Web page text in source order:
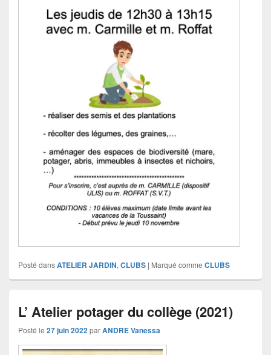
Posté dansATELIER JARDIN, CLUBS | Marqué comme CLUBS
L’ Atelier potager du collège (2021)
Posté le 27 juin 2022parANDRE Vanessa